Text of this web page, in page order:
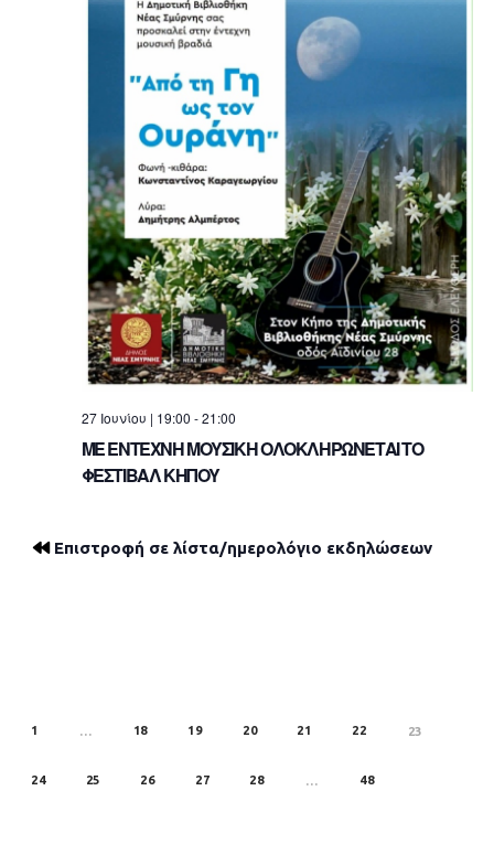
27 Ιουνίου | 19:00 -21:00
ΜΕ ΕΝΤΕΧΝΗ ΜΟΥΣΙΚΗ ΟΛΟΚΛΗΡΩΝΕΤΑΙ ΤΟ
ΦΕΣΤΙΒΑΛ ΚΗΠΟΥ
Επιστροφή σε λίστα/ημερολόγιο εκδηλώσεων
1 … 18 19 20 21 22 23
24 25 26 27 28 … 48